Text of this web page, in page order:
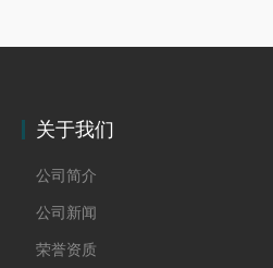
关于我们
公司简介
公司新闻
荣誉资质